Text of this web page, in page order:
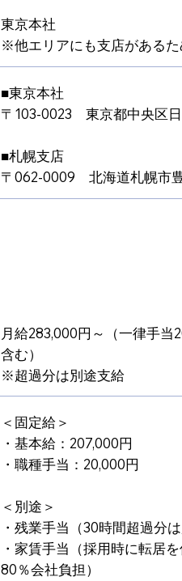
東京本社
※他エリアにも支店があるた
■東京本社
〒103-0023 東京都中央区
■札幌支店
〒062-0009 北海道札幌市
月給283,000円～（一律手
含む）
※超過分は別途支給
＜固定給＞
・基本給：207,000円
・職種手当：20,000円
＜別途＞
・残業手当（30時間超過分は
・家賃手当（採用時に転居
80％会社負担）